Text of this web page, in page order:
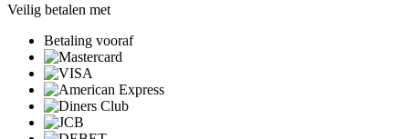
Veilig betalen met
Betaling vooraf